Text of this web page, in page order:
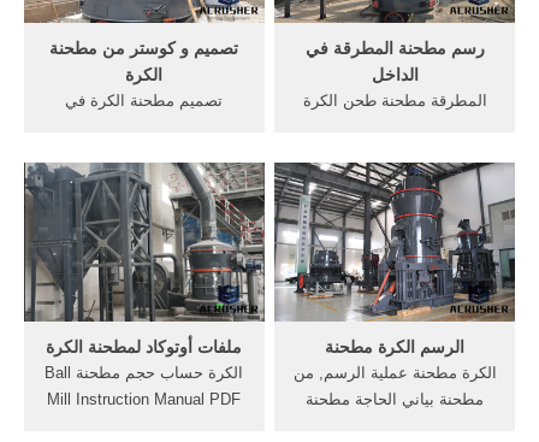
تصميم و كوستر من مطحنة
الكرة
تصميم مطحنة الكرة في
طحن الكسارات رسم. رسم
الكرة مطحنة تصميم
ideastrategyeu.
رسم مطحنة المطرقة في
الداخل
المطرقة مطحنة طحن الكرة
المطرقة. رسم بياني .tons
الكرة مطحنة . دردشة مجانية;
الكرة مطحنة النبات التخطيط
إلى داخل أوتوكاد. حسابات
مطحنة التخطيط.
ملفات أوتوكاد لمطحنة الكرة
الكرة حساب حجم مطحنة Ball
Mill Instruction Manual PDF
الرسم الكرة مطحنة
الكرة مطحنة عملية الرسم, من
مطحنة بياني الحاجة مطحنة